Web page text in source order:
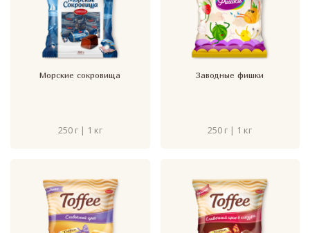
Морские сокровища
250 г | 1 кг
Заводные фишки
250 г | 1 кг